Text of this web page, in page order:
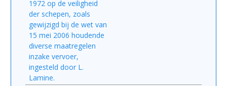
1972 op de veiligheid
der schepen, zoals
gewijzigd bij de wet van
15 mei 2006 houdende
diverse maatregelen
inzake vervoer,
ingesteld door L.
Lamine.